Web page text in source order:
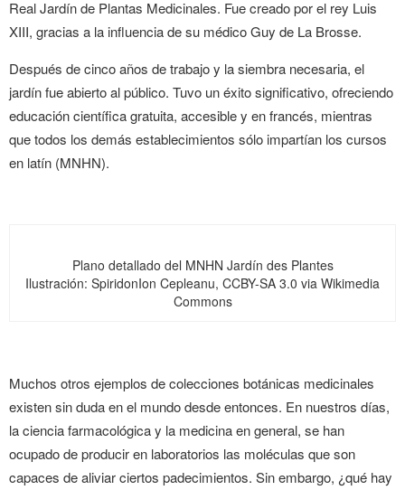
Real Jardín de Plantas Medicinales. Fue creado por el rey Luis
XIII, gracias a la influencia de su médico Guy de La Brosse.
Después de cinco años de trabajo y la siembra necesaria, el
jardín fue abierto al público. Tuvo un éxito significativo, ofreciendo
educación científica gratuita, accesible y en francés, mientras
que todos los demás establecimientos sólo impartían los cursos
en latín (MNHN).
Plano detallado del MNHN Jardín des Plantes
Ilustración: SpiridonIon Cepleanu, CCBY-SA 3.0 via Wikimedia
Commons
Muchos otros ejemplos de colecciones botánicas medicinales
existen sin duda en el mundo desde entonces. En nuestros días,
la ciencia farmacológica y la medicina en general, se han
ocupado de producir en laboratorios las moléculas que son
capaces de aliviar ciertos padecimientos. Sin embargo, ¿qué hay